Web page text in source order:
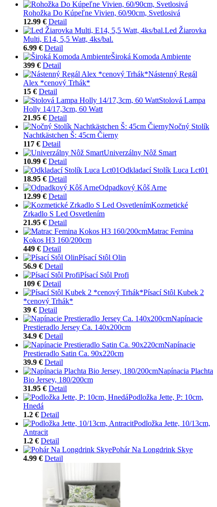
Rohožka Do Kúpeľne Vivien, 60/90cm, Svetlosivá
12.99 € Detail
Led Žiarovka
Multi, E14, 5,5 Watt, 4ks/bal.
6.99 € Detail
Široká Komoda Ambiente
399 € Detail
Nástenný Regál
Alex *cenový Trhák*
15 € Detail
Stolová Lampa
Holly 14/17,3cm, 60 Watt
21.95 € Detail
Nočný Stolík
Nachtkästchen Š: 45cm Čierny
117 € Detail
Univerzálny Nôž Smart
10.99 € Detail
Odkladací Stolík Luca Lct01
18.95 € Detail
Odpadkový Kôš Arne
12.99 € Detail
Kozmetické
Zrkadlo S Led Osvetlením
21.95 € Detail
Matrac Femina
Kokos H3 160/200cm
449 € Detail
Písací Stôl Olin
56.9 € Detail
Písací Stôl Profi
109 € Detail
Písací Stôl Kubek 2
*cenový Trhák*
39 € Detail
Napínacie
Prestieradlo Jersey Ca. 140x200cm
34.9 € Detail
Napínacie
Prestieradlo Satin Ca. 90x220cm
39.9 € Detail
Napínacia Plachta
Bio Jersey, 180/200cm
31.95 € Detail
Podložka Jette, P: 10cm,
Hnedá
1.2 € Detail
Podložka Jette, 10/13cm,
Antracit
1.2 € Detail
Pohár Na Longdrink Skye
4.99 € Detail